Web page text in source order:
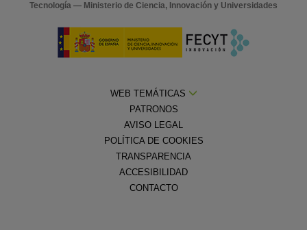
Tecnología — Ministerio de Ciencia, Innovación y Universidades
WEB TEMÁTICAS
PATRONOS
AVISO LEGAL
POLÍTICA DE COOKIES
TRANSPARENCIA
ACCESIBILIDAD
CONTACTO